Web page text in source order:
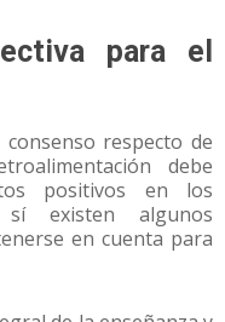
para el
respecto de
debe
positivos en los
sí existen algunos
en cuenta para